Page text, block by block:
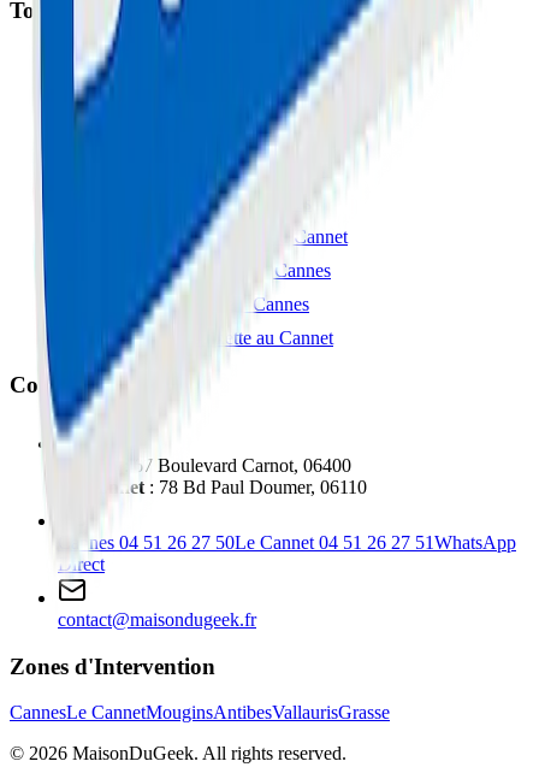
Top Interventions
Réparation Trottinette à Cannes
Réparation iPhone à Cannes
Réparation Samsung à Cannes
Réparation MacBook à Cannes
Réparation Console à Cannes
Réparation Smartphone au Cannet
Réparation Ordinateur à Cannes
Réparation Tablette à Cannes
Réparation Trottinette au Cannet
Contact
: 67 Boulevard Carnot, 06400
Le Cannet : 78 Bd Paul Doumer, 06110
Cannes 04 51 26 27 50Le Cannet 04 51 26 27 51WhatsApp
Direct
contact@maisondugeek.fr
Zones d'Intervention
CannesLe CannetMouginsAntibesVallaurisGrasse
© 2026 MaisonDuGeek. All rights reserved.